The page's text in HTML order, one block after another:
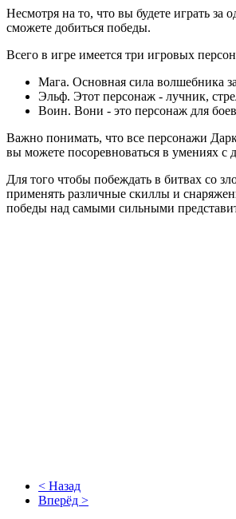
Несмотря на то, что вы будете играть
сможете добиться победы.
Всего в игре имеется три игровых
Мага. Основная сила волшебника
Эльф. Этот персонаж - лучник,
Воин. Вони - это персонаж для
Важно понимать, что все персонажи
вы можете посоревноваться в умениях
Для того чтобы побеждать в битвах со
применять различные скиллы и
победы над самыми сильными
< Назад
Вперёд >